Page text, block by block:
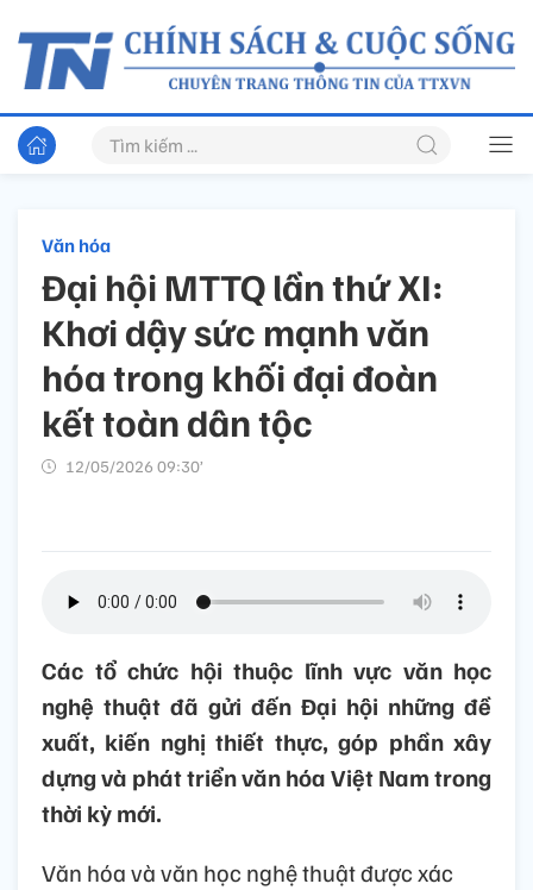
Văn hóa
Đại hội MTTQ lần thứ XI:
Khơi dậy sức mạnh văn
hóa trong khối đại đoàn
kết toàn dân tộc
12/05/2026 09:30’
Các tổ chức hội thuộc lĩnh vực văn học
nghệ thuật đã gửi đến Đại hội những đề
xuất, kiến nghị thiết thực, góp phần xây
dựng và phát triển văn hóa Việt Nam trong
thời kỳ mới.
Văn hóa và văn học nghệ thuật được xác